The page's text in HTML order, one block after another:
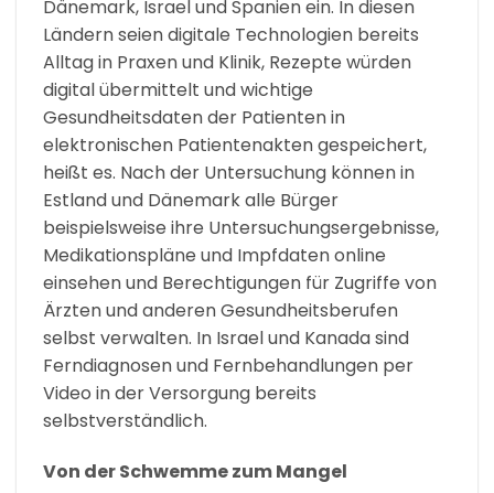
Dänemark, Israel und Spanien ein. In diesen
Ländern seien digitale Technologien bereits
Alltag in Praxen und Klinik, Rezepte würden
digital übermittelt und wichtige
Gesundheitsdaten der Patienten in
elektronischen Patientenakten gespeichert,
heißt es. Nach der Untersuchung können in
Estland und Dänemark alle Bürger
beispielsweise ihre Untersuchungsergebnisse,
Medikationspläne und Impfdaten online
einsehen und Berechtigungen für Zugriffe von
Ärzten und anderen Gesundheitsberufen
selbst verwalten. In Israel und Kanada sind
Ferndiagnosen und Fernbehandlungen per
Video in der Versorgung bereits
selbstverständlich.
Von der Schwemme zum Mangel